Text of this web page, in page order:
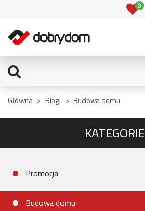
0
Główna > Blogi > Budowa domu
KATEGORIE
Promocja
Budowa domu